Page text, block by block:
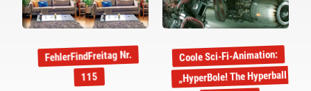
FehlerFindFreitag Nr.
115
Coole Sci-Fi-Animation:
„HyperBole! The Hyperball